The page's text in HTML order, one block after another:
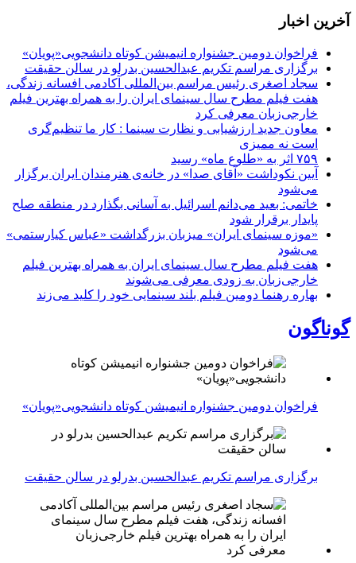
آخرین اخبار
فراخوان دومین جشنواره انیمیشن کوتاه دانشجویی«پویان»
برگزاری مراسم تکریم عبدالحسین بدرلو در سالن حقیقت
سجاد اصغری رئیس مراسم بین‌المللی آکادمی افسانه زندگی،
هفت فیلم مطرح سال سینمای ایران را به همراه بهترین فیلم
خارجی‌زبان معرفی کرد
معاون جدید ارزشیابی و نظارت سینما : کار ما تنظیم‌گری
است نه ممیزی
۷۵۹ اثر به «طلوع ماه» رسید
آیین نکوداشت «آقای صدا» در خانه‌ی هنرمندان ایران برگزار
می‌شود
خاتمی: بعید می‌دانم اسرائیل به آسانی بگذارد در منطقه صلح
پایدار برقرار شود
«موزه سینمای ایران» میزبان بزرگداشت «عباس کیارستمی»
می‌شود
هفت فیلم مطرح سال سینمای ایران به همراه بهترین فیلم
خارجی‌زبان به زودی معرفی می‌شوند
بهاره رهنما دومین فیلم بلند سینمایی خود را کلید می‌زند
گوناگون
فراخوان دومین جشنواره انیمیشن کوتاه دانشجویی«پویان»
برگزاری مراسم تکریم عبدالحسین بدرلو در سالن حقیقت